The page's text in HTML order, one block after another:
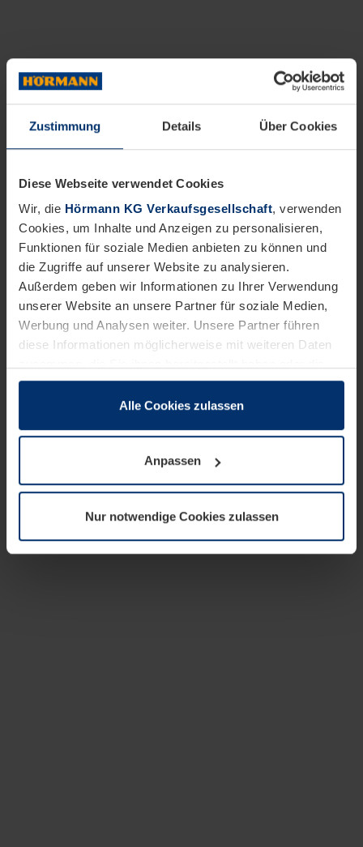
Zustimmung Details Über Cookies
Diese Webseite verwendet Cookies
Wir, die Hörmann KG Verkaufsgesellschaft, verwenden
Cookies, um Inhalte und Anzeigen zu personalisieren,
Funktionen für soziale Medien anbieten zu können und
die Zugriffe auf unserer Website zu analysieren.
Außerdem geben wir Informationen zu Ihrer Verwendung
unserer Website an unsere Partner für soziale Medien,
Werbung und Analysen weiter. Unsere Partner führen
diese Informationen möglicherweise mit weiteren Daten
sie im Rahmen Ihrer Nutzung der Dienste gesammelt
wenn diese für den Betrieb dieser Seite unbedingt
notwendig sind. Für alle anderen Cookie-Typen benötigen
wir Ihre Erlaubnis. Ihre Einwilligung können Sie jederzeit
Datenschutzerklärungunserer Website ändern oder
widerrufen.
Alle Cookies zulassen
Anpassen
Nur notwendige Cookies zulassen